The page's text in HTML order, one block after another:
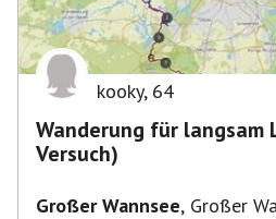
kooky, 64
Wanderung für langsam
Versuch)
Großer Wannsee, Großer